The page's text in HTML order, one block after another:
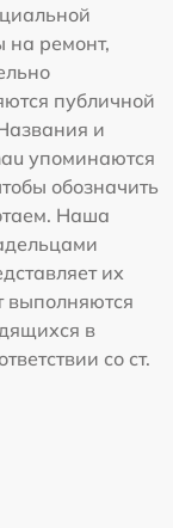
на ремонт,
публичной
и
упоминаются
обозначить
Наша
их
выполняются
в
со ст.